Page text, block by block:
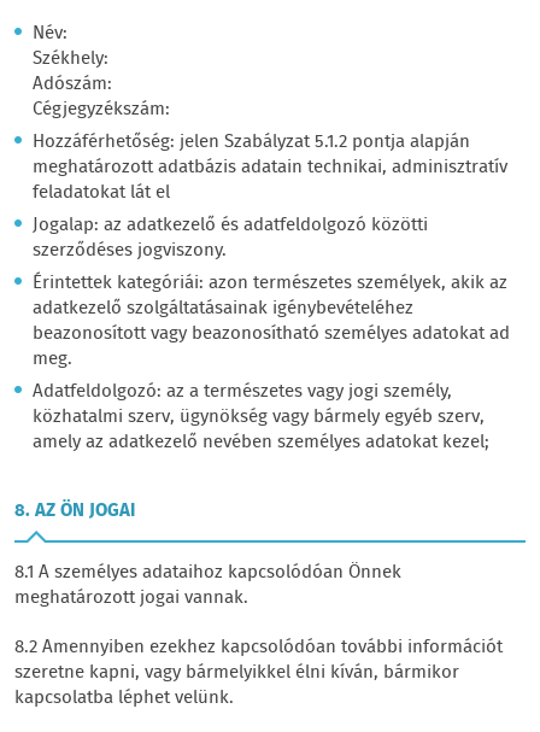
Név:
Székhely:
Adószám:
Cégjegyzékszám:
Hozzáférhetőség: jelen Szabályzat 5.1.2 pontja alapján
meghatározott adatbázis adatain technikai, adminisztratív
feladatokat lát el
Jogalap: az adatkezelő és adatfeldolgozó közötti
szerződéses jogviszony.
Érintettek kategóriái: azon természetes személyek, akik az
adatkezelő szolgáltatásainak igénybevételéhez
beazonosított vagy beazonosítható személyes adatokat ad
meg.
Adatfeldolgozó: az a természetes vagy jogi személy,
közhatalmi szerv, ügynökség vagy bármely egyéb szerv,
amely az adatkezelő nevében személyes adatokat kezel;
8. AZ ÖN JOGAI
8.1 A személyes adataihoz kapcsolódóan Önnek
meghatározott jogai vannak.
8.2 Amennyiben ezekhez kapcsolódóan további információt
szeretne kapni, vagy bármelyikkel élni kíván, bármikor
kapcsolatba léphet velünk.